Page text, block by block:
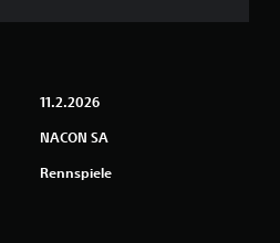
11.2.2026
NACON SA
Rennspiele